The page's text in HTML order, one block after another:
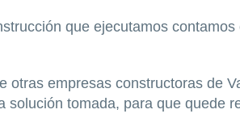
que ejecutamos
otras empresas constructoras de
solución tomada, para que quede